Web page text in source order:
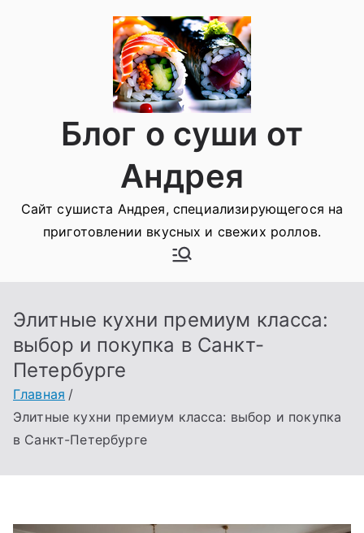
Блог о суши от
Андрея
Сайт сушиста Андрея, специализирующегося на
приготовлении вкусных и свежих роллов.
Элитные кухни премиум класса:
выбор и покупка в Санкт-
Петербурге
Главная
Элитные кухни премиум класса: выбор и покупка
в Санкт-Петербурге